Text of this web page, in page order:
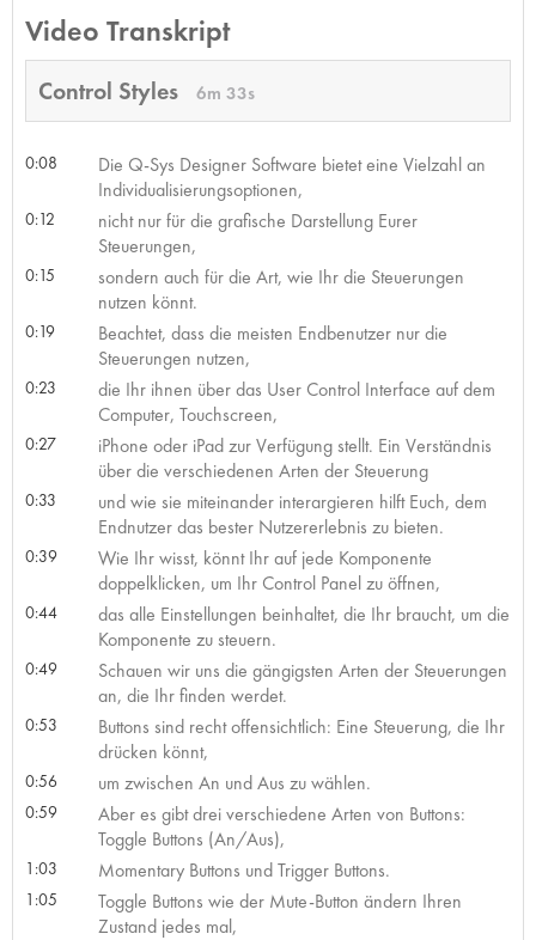
Video Transkript
Control Styles 6m 33s
0:08
Die Q-Sys Designer Software bietet eine Vielzahl an
Individualisierungsoptionen,
0:12
nicht nur für die grafische Darstellung Eurer
Steuerungen,
0:15
sondern auch für die Art, wie Ihr die Steuerungen
nutzen könnt.
0:19
Beachtet, dass die meisten Endbenutzer nur die
Steuerungen nutzen,
0:23
die Ihr ihnen über das User Control Interface auf dem
Computer, Touchscreen,
0:27
iPhone oder iPad zur Verfügung stellt. Ein Verständnis
über die verschiedenen Arten der Steuerung
0:33
und wie sie miteinander interargieren hilft Euch, dem
Endnutzer das bester Nutzererlebnis zu bieten.
0:39
Wie Ihr wisst, könnt Ihr auf jede Komponente
doppelklicken, um Ihr Control Panel zu öffnen,
0:44
das alle Einstellungen beinhaltet, die Ihr braucht, um die
Komponente zu steuern.
0:49
Schauen wir uns die gängigsten Arten der Steuerungen
an, die Ihr finden werdet.
0:53
Buttons sind recht offensichtlich: Eine Steuerung, die Ihr
drücken könnt,
0:56 um zwischen An und Aus zu wählen.
0:59
Aber es gibt drei verschiedene Arten von Buttons:
Toggle Buttons (An/Aus),
1:03 Momentary Buttons und Trigger Buttons.
1:05
Toggle Buttons wie der Mute-Button ändern Ihren
Zustand jedes mal,